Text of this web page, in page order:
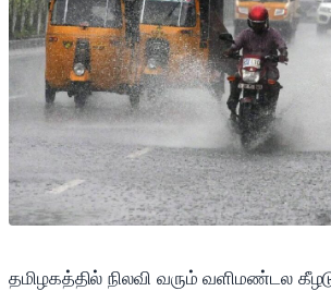
தமிழகத்தில் நிலவி வரும் வளிமண்டல